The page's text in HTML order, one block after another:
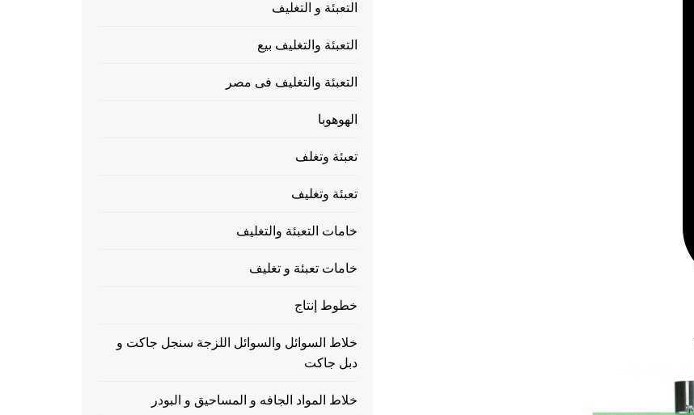
التعبئة و التغليف
التعبئة والتغليف بيع
التعبئة والتغليف فى مصر
الهوهوبا
تعبئة وتغلف
تعبئة وتغليف
خامات التعبئة والتغليف
خامات تعبئة و تغليف
خطوط إنتاج
خلاط السوائل والسوائل اللزجة سنجل جاكت و
دبل جاكت
خلاط المواد الجافه و المساحيق و البودر